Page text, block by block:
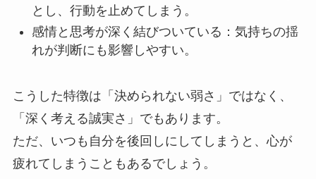
とし、行動を止めてしまう。
感情と思考が深く結びついている：気持ちの揺
れが判断にも影響しやすい。
こうした特徴は「決められない弱さ」ではなく、
「深く考える誠実さ」でもあります。
ただ、いつも自分を後回しにしてしまうと、心が
疲れてしまうこともあるでしょう。